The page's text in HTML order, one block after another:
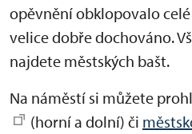
opěvnění obklopovalo
velice dobře dochováno.
najdete městských bašt.
Na náměstí si můžete
(horní a dolní) či